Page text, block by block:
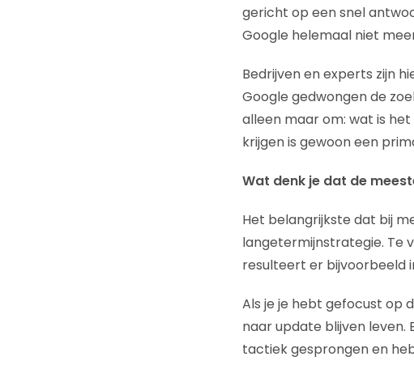
gericht op een snel
Google helemaal niet
Bedrijven en experts zijn
Google gedwongen de
alleen maar om: wat is
krijgen is gewoon een
Wat denk je dat de
Het belangrijkste dat bij
langetermijnstrategie. Te
resulteert er bijvoorbeeld
Als je je hebt gefocust op
naar update blijven leven.
tactiek gesprongen en